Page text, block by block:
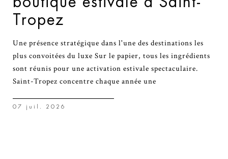
Tropez
Une présence stratégique dans l'une des destinations les
plus convoitées du luxe Sur le papier, tous les ingrédients
sont réunis pour une activation estivale spectaculaire.
Saint-Tropez concentre chaque année une
07 juil. 2026